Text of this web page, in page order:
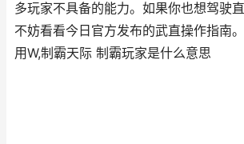
多玩家不具备的能力。如果你也想驾驶直
不妨看看今日官方发布的武直操作指南
用W,制霸天际 制霸玩家是什么意思